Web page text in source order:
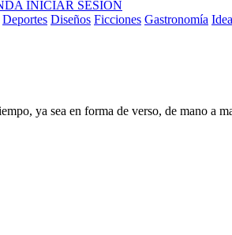
INICIAR SESIÓN
Deportes Diseños Ficciones Gastronomía
ya sea en forma de verso, de mano a